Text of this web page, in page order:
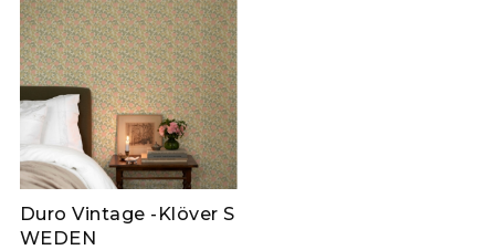
Duro Vintage -Klöver S
WEDEN